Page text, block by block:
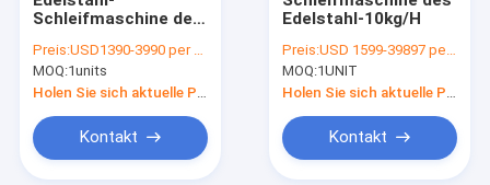
Schleifmaschine der
mit Beutelfilter GMP
Preis:USD1390-3990 per unit
MOQ:1units
Kontakt
Edelstahl-10kg/H
Preis:USD 1599-39897 per unit
MOQ:1UNIT
Kontakt